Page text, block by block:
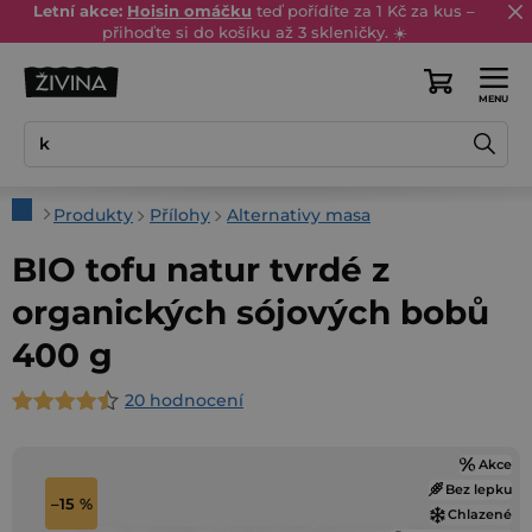
Přejít
na
obsah
Letní akce: Hoisin omáčku teď pořídíte za 1 Kč za kus –
přihoďte si do košíku až 3 skleničky. ☀️
Nákupní
DomůProdukty Přílohy Alternativy masa
BIO tofu natur tvrdé z
organických sójových bobů
400 g
Průměrné
20 hodnocení
Akce
Bez lepku
Chlazené
–15 %